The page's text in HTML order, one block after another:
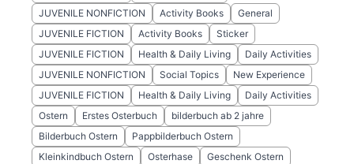
JUVENILE NONFICTION
Activity Books
General
JUVENILE FICTION
Activity Books
Sticker
JUVENILE FICTION
Health & Daily Living
Daily Activities
JUVENILE NONFICTION
Social Topics
New Experience
JUVENILE FICTION
Health & Daily Living
Daily Activities
Ostern
Erstes Osterbuch
bilderbuch ab 2 jahre
Bilderbuch Ostern
Pappbilderbuch Ostern
Kleinkindbuch Ostern
Osterhase
Geschenk Ostern